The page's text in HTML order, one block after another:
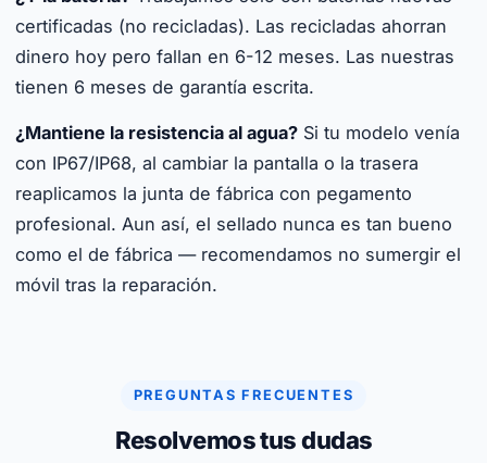
certificadas (no recicladas). Las recicladas ahorran
dinero hoy pero fallan en 6-12 meses. Las nuestras
tienen 6 meses de garantía escrita.
¿Mantiene la resistencia al agua? Si tu modelo venía
con IP67/IP68, al cambiar la pantalla o la trasera
reaplicamos la junta de fábrica con pegamento
profesional. Aun así, el sellado nunca es tan bueno
como el de fábrica — recomendamos no sumergir el
móvil tras la reparación.
PREGUNTAS FRECUENTES
Resolvemos tus dudas